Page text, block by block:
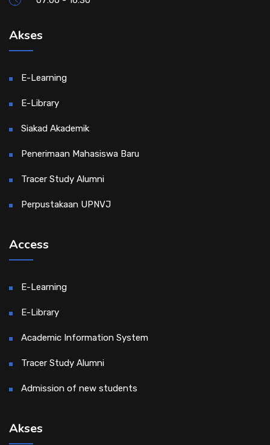
Akses
E-Learning
E-Library
Siakad Akademik
Penerimaan Mahasiswa Baru
Tracer Study Alumni
Perpustakaan UPNVJ
Access
E-Learning
E-Library
Academic Information System
Tracer Study Alumni
Admission of new students
Akses